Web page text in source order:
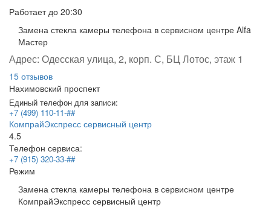
Работаетдо 20:30
Замена стекла камеры телефона в сервисном центре Alfa
Мастер
Адрес: Одесская улица, 2, корп. С, БЦ Лотос, этаж 1
15 отзывов
Нахимовский проспект
Единый телефон для записи:
+7 (499) 110-11-##
КомпрайЭкспресс сервисный центр
4.5
Телефон сервиса:
+7 (915) 320-33-##
Режим
Замена стекла камеры телефона в сервисном центре
КомпрайЭкспресс сервисный центр